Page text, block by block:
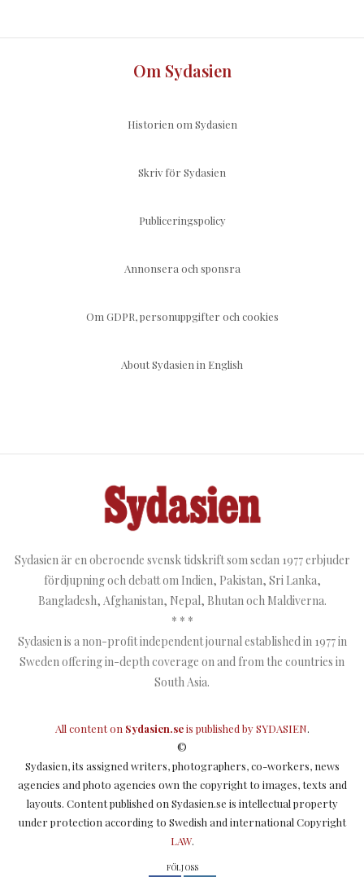
Om Sydasien
Historien om Sydasien
Skriv för Sydasien
Publiceringspolicy
Annonsera och sponsra
Om GDPR, personuppgifter och cookies
About Sydasien in English
Sydasien är en oberoende svensk tidskrift som sedan 1977 erbjuder
fördjupning och debatt om Indien, Pakistan, Sri Lanka,
Bangladesh, Afghanistan, Nepal, Bhutan och Maldiverna.
* * *
Sydasien is a non-profit independent journal established in 1977 in
Sweden offering in-depth coverage on and from the countries in
South Asia.
All content on Sydasien.seis published bySYDASIEN.
©
Sydasien, its assigned writers, photographers, co-workers, news
agencies and photo agencies own the copyright to images, texts and
layouts. Content published on Sydasien.se is intellectual property
under protection according to Swedish and international Copyright
LAW.
FÖLJ OSS